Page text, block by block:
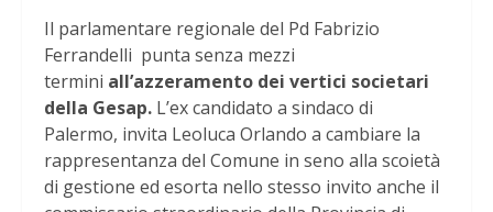
Il parlamentare regionale del Pd Fabrizio
Ferrandelli punta senza mezzi
termini all’azzeramento dei vertici societari
della Gesap. L’ex candidato a sindaco di
Palermo, invita Leoluca Orlando a cambiare la
rappresentanza del Comune in seno alla scoietà
di gestione ed esorta nello stesso invito anche il